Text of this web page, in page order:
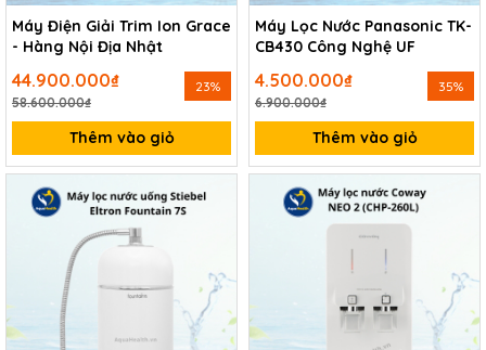
Máy Điện Giải Trim Ion Grace
- Hàng Nội Địa Nhật
44.900.000₫
58.600.000₫
23%
Thêm vào giỏ
Máy Lọc Nước Panasonic TK-
CB430 Công Nghệ UF
4.500.000₫
6.900.000₫
35%
Thêm vào giỏ